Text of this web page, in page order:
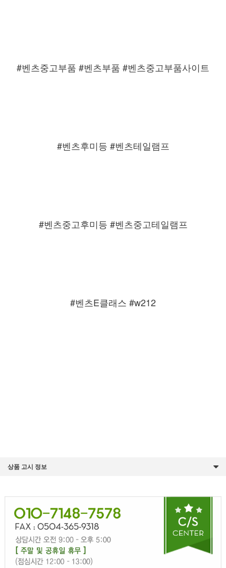
#벤츠중고부품 #벤츠부품 #벤츠중고부품사이트
#벤츠후미등 #벤츠테일램프
#벤츠중고후미등 #벤츠중고테일램프
#벤츠E클래스 #w212
상품 고시 정보